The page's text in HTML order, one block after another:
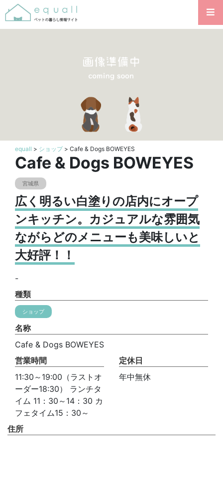
equall > ショップ> Cafe & Dogs BOWEYES
Cafe & Dogs BOWEYES
宮城県
広く明るい白塗りの店内にオープ
ンキッチン。カジュアルな雰囲気
ながらどのメニューも美味しいと
大好評！！
-
種類
ショップ
名称
Cafe & Dogs BOWEYES
営業時間
11:30～19:00（ラストオ
ーダー18:30） ランチタ
イム 11：30～14：30 カ
フェタイム15：30～
定休日
年中無休
住所